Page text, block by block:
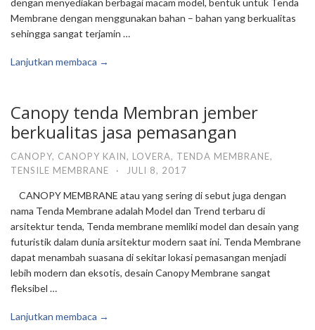
dengan menyediakan berbagai macam model, bentuk untuk Tenda
Membrane dengan menggunakan bahan – bahan yang berkualitas
sehingga sangat terjamin …
Lanjutkan membaca →
Canopy tenda Membran jember
berkualitas jasa pemasangan
CANOPY, CANOPY KAIN, LOVERA, TENDA MEMBRANE,
TENSILE MEMBRANE
· JULI 8, 2017
CANOPY MEMBRANE atau yang sering di sebut juga dengan
nama Tenda Membrane adalah Model dan Trend terbaru di
arsitektur tenda, Tenda membrane memliki model dan desain yang
futuristik dalam dunia arsitektur modern saat ini. Tenda Membrane
dapat menambah suasana di sekitar lokasi pemasangan menjadi
lebih modern dan eksotis, desain Canopy Membrane sangat
fleksibel …
Lanjutkan membaca →